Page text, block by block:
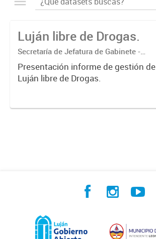
Luján libre de Drogas.
Secretaría de Jefatura de Gabinete -
Coordinación Luján Libre de Drogas
Presentación informe de gestión de
Luján libre de Drogas.